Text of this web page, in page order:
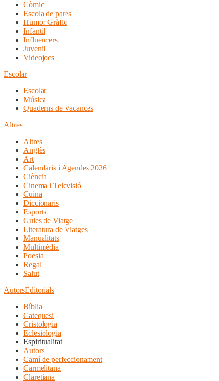
Còmic
Escola de pares
Humor Gràfic
Infantil
Influencers
Juvenil
Videojocs
Escolar
Escolar
Música
Quaderns de Vacances
Altres
Altres
Anglès
Art
Calendaris i Agendes 2026
Ciència
Cinema i Televisió
Cuina
Diccionaris
Esports
Guies de Viatge
Literatura de Viatges
Manualitats
Multimèdia
Poesia
Regal
Salut
AutorsEditorials
Bíblia
Catequesi
Cristologia
Eclesiologia
Espiritualitat
Autors
Camí de perfeccionament
Carmelitana
Claretiana